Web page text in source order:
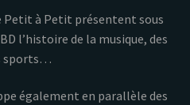
Petit à Petit présentent sous
l’histoire de la musique, des
sports…
également en parallèle des